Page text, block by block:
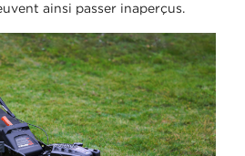
ainsi passer inaperçus.